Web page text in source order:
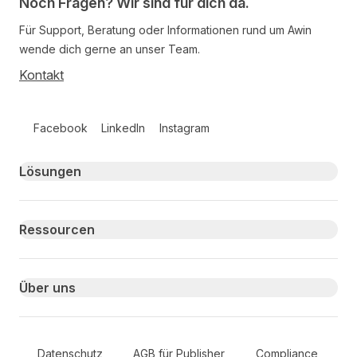
Für Support, Beratung oder Informationen rund um Awin
wende dich gerne an unser Team.
Kontakt
Facebook LinkedIn Instagram
Primary footer navigation
Lösungen
Ressourcen
Über uns
Secondary Footer Navigation
Datenschutz AGB für Publisher Compliance